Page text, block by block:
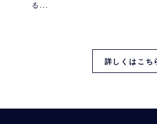
る
詳しくはこち